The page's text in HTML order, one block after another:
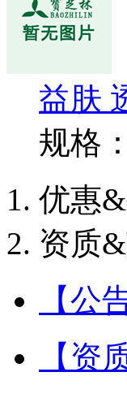
益肤
规格
优惠
资质
【公
【资